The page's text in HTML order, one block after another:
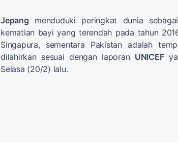
Jepang menduduki peringkat dunia
kematian bayi yang terendah pada tahun
Singapura, sementara Pakistan adalah
dilahirkan sesuai dengan laporan UNICEF
Selasa (20/2) lalu.